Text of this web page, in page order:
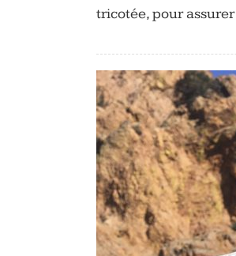
tricotée, pour assurer